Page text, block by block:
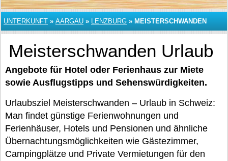
UNTERKUNFT » AARGAU » LENZBURG » MEISTERSCHWANDEN
Meisterschwanden Urlaub
Angebote für Hotel oder Ferienhaus zur Miete
sowie Ausflugstipps und Sehenswürdigkeiten.
Urlaubsziel Meisterschwanden – Urlaub in Schweiz:
Man findet günstige Ferienwohnungen und
Ferienhäuser, Hotels und Pensionen und ähnliche
Übernachtungsmöglichkeiten wie Gästezimmer,
Campingplätze und Private Vermietungen für den